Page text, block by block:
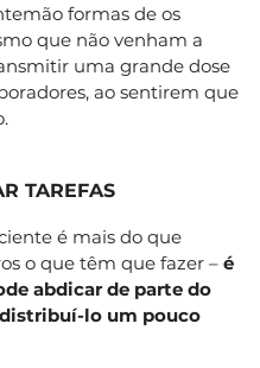
formas de os
que não venham a
uma grande dose
ao sentirem que
TAREFAS
é mais do que
o que têm que fazer – é
abdicar de parte do
lo um pouco